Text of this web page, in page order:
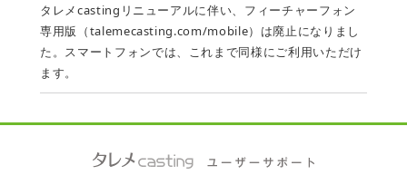
タレメcastingリニューアルに伴い、フィーチャーフォン
専用版（talemecasting.com/mobile）は廃止になりまし
た。スマートフォンでは、これまで同様にご利用いただけ
ます。